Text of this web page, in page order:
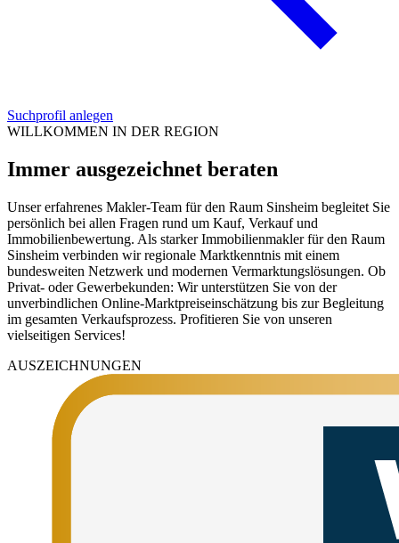
Suchprofil anlegen
WILLKOMMEN IN DER REGION
Immer ausgezeichnet beraten
Unser erfahrenes Makler-Team für den Raum Sinsheim begleitet Sie
persönlich bei allen Fragen rund um Kauf, Verkauf und
Immobilienbewertung. Als starker Immobilienmakler für den Raum
Sinsheim verbinden wir regionale Marktkenntnis mit einem
bundesweiten Netzwerk und modernen Vermarktungslösungen. Ob
Privat- oder Gewerbekunden: Wir unterstützen Sie von der
unverbindlichen Online-Marktpreiseinschätzung bis zur Begleitung
im gesamten Verkaufsprozess. Profitieren Sie von unseren
vielseitigen Services!
AUSZEICHNUNGEN